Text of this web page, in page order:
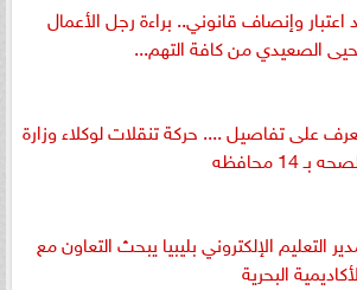
اعتبار وإنصاف قانوني.. براءة رجل الأعمال
الصعيدي من كافة التهم...
على تفاصيل .... حركة تنقلات لوكلاء وزارة
بـ 14 محافظه
التعليم الإلكتروني بليبيا يبحث التعاون مع
البحرية